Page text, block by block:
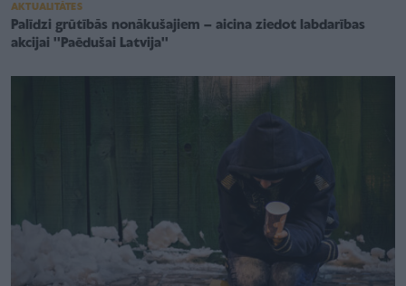
AKTUALITĀTES
Palīdzi grūtībās nonākušajiem – aicina ziedot labdarības
akcijai ''Paēdušai Latvija''